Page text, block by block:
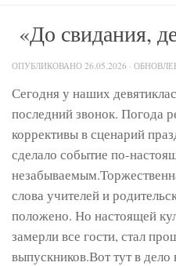
«До свидания,
ОПУБЛИКОВАНО 26.05.2026 ·
Сегодня у наших
последний звонок. Погода
коррективы в сценарий
сделало событие по-
слова учителей и
положено. Но настоящей
замерли все гости, стал
выпускников.Вот тут в